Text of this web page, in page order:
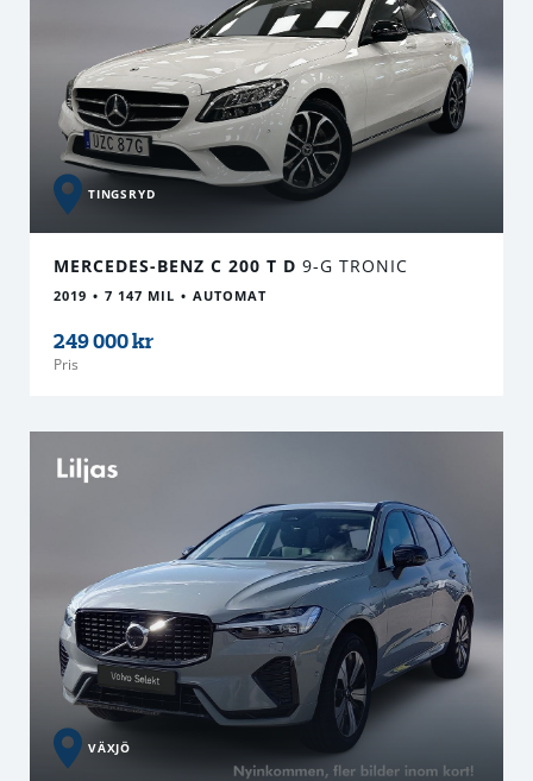
TINGSRYD
MERCEDES-BENZ C 200 T D 9-G TRONIC
2019 7 147 MIL AUTOMAT
249 000 kr
Pris
VÄXJÖ